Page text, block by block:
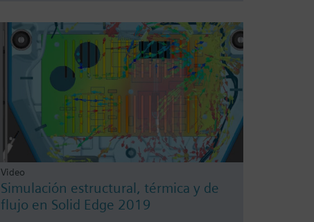
Video
Simulación estructural, térmica y de
flujo en Solid Edge 2019